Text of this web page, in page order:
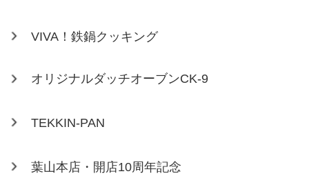
VIVA！鉄鍋クッキング
オリジナルダッチオーブンCK-9
TEKKIN-PAN
葉山本店・開店10周年記念